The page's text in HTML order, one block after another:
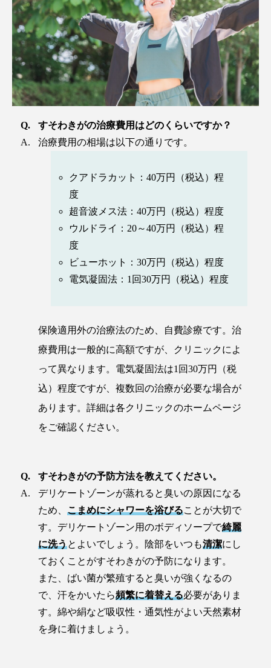
すそわきがの治療費用はどのくらいですか？
治療費用の相場は以下の通りです。
クアドラカット：40万円（税込）程
度
超音波メス法：40万円（税込）程度
ウルドライ：20～40万円（税込）程
度
ビューホット：30万円（税込）程度
電気凝固法：1回30万円（税込）程度
保険適用外の治療法のため、自費診療です。治
療費用は一般的に高額ですが、クリニックによ
って異なります。電気凝固法は1回30万円（税
込）程度ですが、複数回の治療が必要な場合が
あります。詳細は各クリニックのホームページ
をご確認ください。
すそわきがの予防方法を教えてください。
デリケートゾーンが蒸れると臭いの原因になる
ため、 こまめにシャワーを浴びることが大切で
す。デリケートゾーン用のボディソープで綺麗
に洗うとよいでしょう。陰部をいつも清潔にし
ておくことがすそわきがの予防になります。
また、ばい菌が繁殖すると臭いが強くなるの
で、汗をかいたら頻繁に着替える必要がありま
す。綿や絹など吸収性・通気性がよい天然素材
を身に着けましょう。